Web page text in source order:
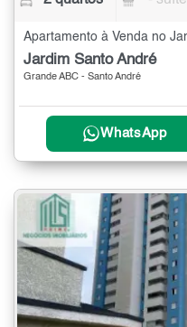
Jardim Santo André
Grande ABC - Santo André
WhatsApp